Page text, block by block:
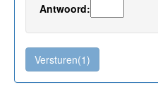
Antwoord: